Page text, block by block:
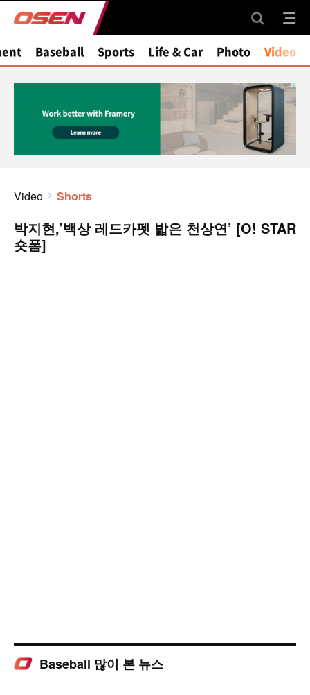
Baseball Sports Life & Car Photo Video
Video Shorts
박지현,’백상 레드카펫 밟은 천상연’ [O! STAR
숏폼]
Baseball 많이 본 뉴스